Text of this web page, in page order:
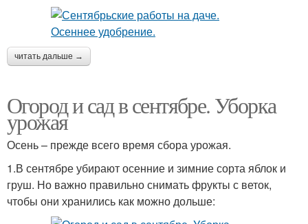
читать дальше →
Огород и сад в сентябре. Уборка
урожая
Осень – прежде всего время сбора урожая.
1.В сентябре убирают осенние и зимние сорта яблок и
груш. Но важно правильно снимать фрукты с веток,
чтобы они хранились как можно дольше: